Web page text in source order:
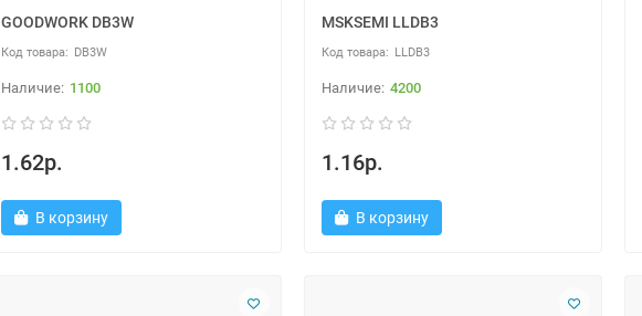
GOODWORK DB3W
DB3W
1100
1.62р.
В корзину
MSKSEMI LLDB3
LLDB3
4200
1.16р.
В корзину